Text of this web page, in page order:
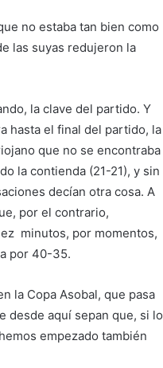
no estaba tan bien como
las suyas redujeron la
la clave del partido. Y
hasta el final del partido, la
que no se encontraba
la contienda (21-21), y sin
decían otra cosa. A
por el contrario,
minutos, por momentos,
por 40-35.
la Copa Asobal, que pasa
desde aquí sepan que, si lo
empezado también